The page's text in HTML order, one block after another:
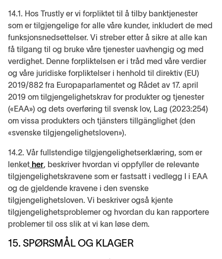
14.1. Hos Trustly er vi forpliktet til å tilby banktjenester
som er tilgjengelige for alle våre kunder, inkludert de med
funksjonsnedsettelser. Vi streber etter å sikre at alle kan
få tilgang til og bruke våre tjenester uavhengig og med
verdighet. Denne forpliktelsen er i tråd med våre verdier
og våre juridiske forpliktelser i henhold til direktiv (EU)
2019/882 fra Europaparlamentet og Rådet av 17. april
2019 om tilgjengelighetskrav for produkter og tjenester
(«EAA») og dets overføring til svensk lov, Lag (2023:254)
om vissa produkters och tjänsters tillgänglighet (den
«svenske tilgjengelighetsloven»).
14.2. Vår fullstendige tilgjengelighetserklæring, som er
lenket her, beskriver hvordan vi oppfyller de relevante
tilgjengelighetskravene som er fastsatt i vedlegg I i EAA
og de gjeldende kravene i den svenske
tilgjengelighetsloven. Vi beskriver også kjente
tilgjengelighetsproblemer og hvordan du kan rapportere
problemer til oss slik at vi kan løse dem.
15. SPØRSMÅL OG KLAGER